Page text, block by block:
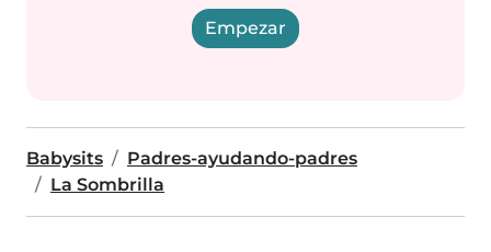
Empezar
Babysits
Padres-ayudando-padres
La Sombrilla